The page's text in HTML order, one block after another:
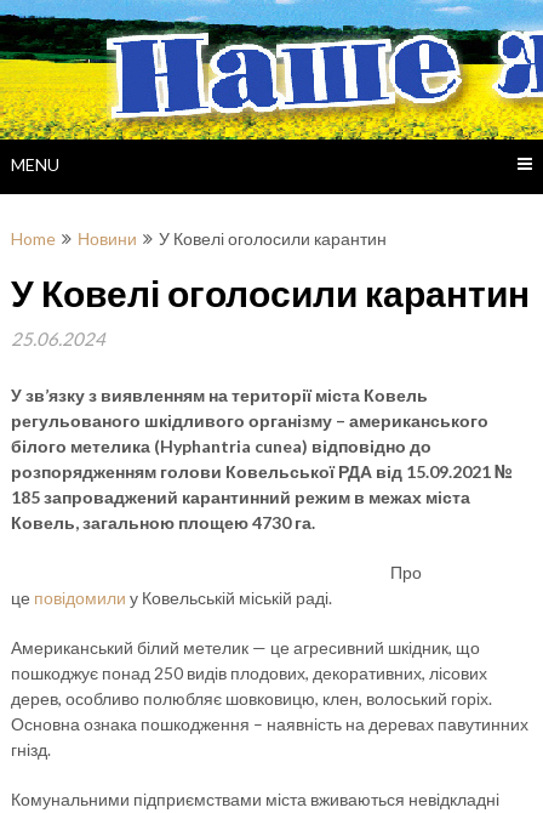
Skip
to
content
MENU
Home Новини У Ковелі оголосили карантин
У Ковелі оголосили карантин
25.06.2024
У зв’язку з виявленням на території міста Ковель
регульованого шкідливого організму – американського
білого метелика (Hyphantria cunea) відповідно до
розпорядженням голови Ковельської РДА від 15.09.2021 №
185 запроваджений карантинний режим в межах міста
Ковель, загальною площею 4730 га.
Про
це повідомили у Ковельській міській раді.
Американський білий метелик — це агресивний шкідник, що
пошкоджує понад 250 видів плодових, декоративних, лісових
дерев, особливо полюбляє шовковицю, клен, волоський горіх.
Основна ознака пошкодження – наявність на деревах павутинних
гнізд.
Комунальними підприємствами міста вживаються невідкладні